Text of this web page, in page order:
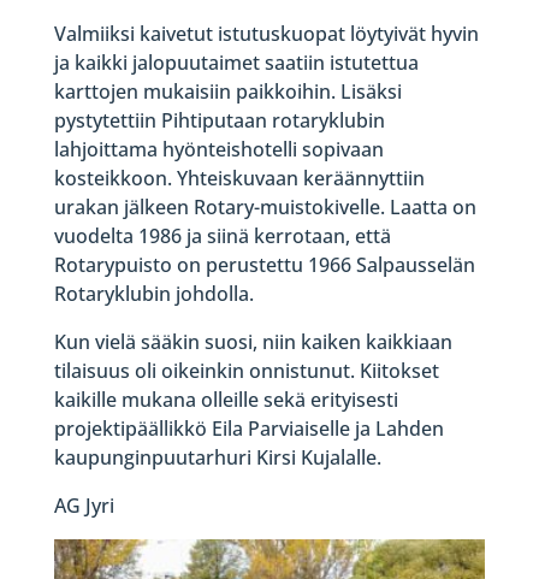
Valmiiksi kaivetut istutuskuopat löytyivät hyvin
ja kaikki jalopuutaimet saatiin istutettua
karttojen mukaisiin paikkoihin. Lisäksi
pystytettiin Pihtiputaan rotaryklubin
lahjoittama hyönteishotelli sopivaan
kosteikkoon. Yhteiskuvaan keräännyttiin
urakan jälkeen Rotary-muistokivelle. Laatta on
vuodelta 1986 ja siinä kerrotaan, että
Rotarypuisto on perustettu 1966 Salpausselän
Rotaryklubin johdolla.
Kun vielä sääkin suosi, niin kaiken kaikkiaan
tilaisuus oli oikeinkin onnistunut. Kiitokset
kaikille mukana olleille sekä erityisesti
projektipäällikkö Eila Parviaiselle ja Lahden
kaupunginpuutarhuri Kirsi Kujalalle.
AG Jyri